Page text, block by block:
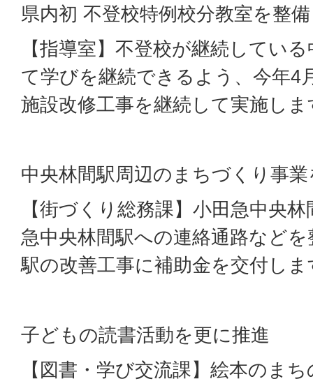
県内初 不登校特例校分教室を整備
【指導室】不登校が継続してい
て学びを継続できるよう、今年4
施設改修工事を継続して実施しま
中央林間駅周辺のまちづくり事
【街づくり総務課】小田急中央
急中央林間駅への連絡通路など
駅の改善工事に補助金を交付しま
子どもの読書活動を更に推進
【図書・学び交流課】絵本のま